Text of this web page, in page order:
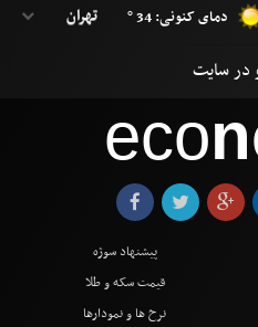
دمای کنونی: 34 °
eco
پیشنهاد سوژه
قیمت سکه و طلا
نرخ ها و نمودارها